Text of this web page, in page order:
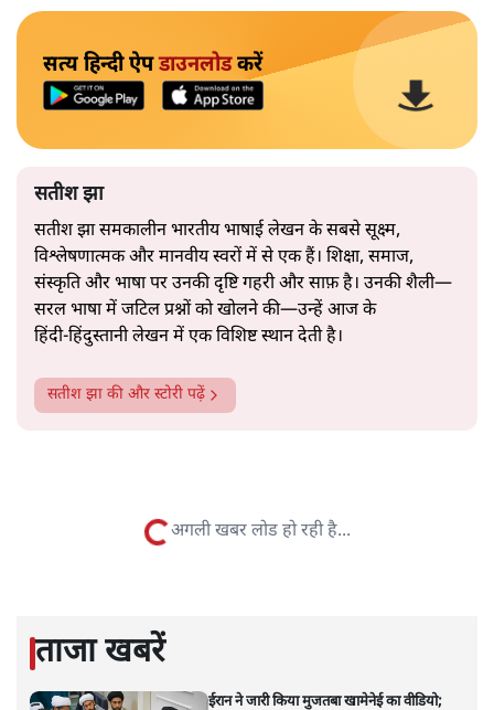
नेता की सहजता से पिरोया गया।
2019 के बही‑खाता वाले प्रतीकवाद से वे बहुत आगे आ चुकी हैं।
अब वे नार्थ ब्लॉक के हर गलियारे को जानने वाली वित्त मंत्री की
तरह बोलती हैं। लेकिन इस आत्मविश्वास के नीचे जो सामग्री है, वह
सत्य हिन्दी ऐपडाउनलोडकरें
संस्कृति और भाषा पर उनकी दृष्टि गहरी और साफ़ है। उनकी शैली—
सरल भाषा में जटिल प्रश्नों को खोलने की—उन्हें आज के
की और स्टोरी पढ़ें